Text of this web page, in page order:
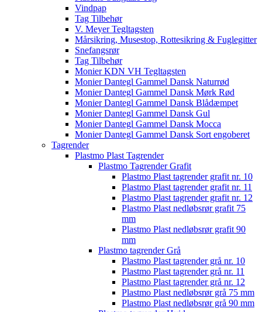
Vindpap
Tag Tilbehør
V. Meyer Tegltagsten
Mårsikring, Musestop, Rottesikring & Fuglegitter
Snefangsrør
Tag Tilbehør
Monier KDN VH Tegltagsten
Monier Dantegl Gammel Dansk Naturrød
Monier Dantegl Gammel Dansk Mørk Rød
Monier Dantegl Gammel Dansk Blådæmpet
Monier Dantegl Gammel Dansk Gul
Monier Dantegl Gammel Dansk Mocca
Monier Dantegl Gammel Dansk Sort engoberet
Tagrender
Plastmo Plast Tagrender
Plastmo Tagrender Grafit
Plastmo Plast tagrender grafit nr. 10
Plastmo Plast tagrender grafit nr. 11
Plastmo Plast tagrender grafit nr. 12
Plastmo Plast nedløbsrør grafit 75
mm
Plastmo Plast nedløbsrør grafit 90
mm
Plastmo tagrender Grå
Plastmo Plast tagrender grå nr. 10
Plastmo Plast tagrender grå nr. 11
Plastmo Plast tagrender grå nr. 12
Plastmo Plast nedløbsrør grå 75 mm
Plastmo Plast nedløbsrør grå 90 mm